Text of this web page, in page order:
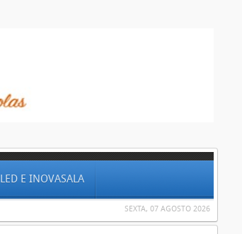
LED E INOVASALA
SEXTA, 07 AGOSTO 2026